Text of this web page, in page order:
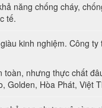
năng chống cháy,
tế.
kinh nghiệm. Công
nhưng thực chất
Golden, Hòa Phát, Việt